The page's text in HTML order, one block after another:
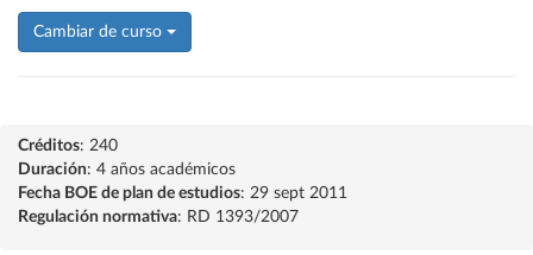
Cambiar de curso
Créditos: 240
Duración: 4 años académicos
Fecha BOE de plan de estudios: 29 sept 2011
Regulación normativa: RD 1393/2007